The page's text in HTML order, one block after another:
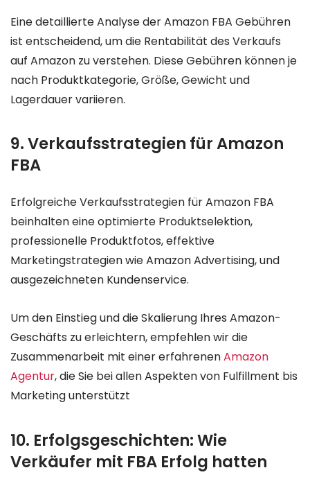
Eine detaillierte Analyse der Amazon FBA Gebühren
ist entscheidend, um die Rentabilität des Verkaufs
auf Amazon zu verstehen. Diese Gebühren können je
nach Produktkategorie, Größe, Gewicht und
Lagerdauer variieren.
9. Verkaufsstrategien für Amazon
FBA
Erfolgreiche Verkaufsstrategien für Amazon FBA
beinhalten eine optimierte Produktselektion,
professionelle Produktfotos, effektive
Marketingstrategien wie Amazon Advertising, und
ausgezeichneten Kundenservice.
Um den Einstieg und die Skalierung Ihres Amazon-
Geschäfts zu erleichtern, empfehlen wir die
Zusammenarbeit mit einer erfahrenenAmazon
Agentur, die Sie bei allen Aspekten von Fulfillment bis
Marketing unterstützt
10. Erfolgsgeschichten: Wie
Verkäufer mit FBA Erfolg hatten